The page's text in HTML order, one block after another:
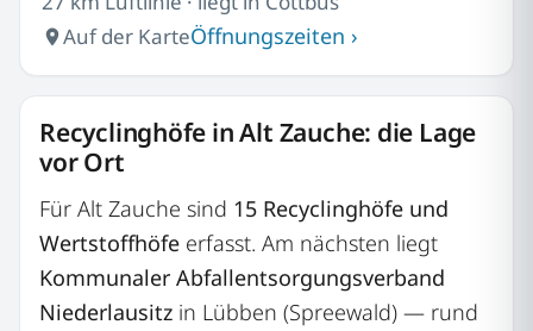
Auf der KarteÖffnungszeiten ›
Recyclinghöfe in Alt Zauche: die Lage
vor Ort
Für Alt Zauche sind 15 Recyclinghöfe und
Wertstoffhöfe erfasst. Am nächsten liegt
Kommunaler Abfallentsorgungsverband
Niederlausitz in Lübben (Spreewald) — rund